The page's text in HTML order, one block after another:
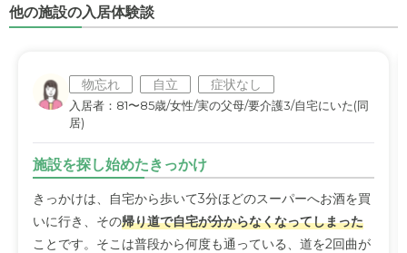
他の施設の入居体験談
物忘れ 自立 症状なし
入居者：81〜85歳/女性/実の父母/要介護3/自宅にいた(同
居)
施設を探し始めたきっかけ
きっかけは、自宅から歩いて3分ほどのスーパーへお酒を買
いに行き、その帰り道で自宅が分からなくなってしまった
ことです。そこは普段から何度も通っている、道を2回曲が